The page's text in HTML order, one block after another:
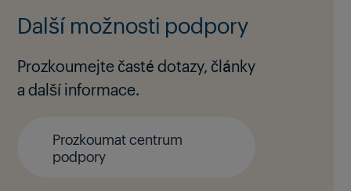
Další možnosti podpory
Prozkoumejte časté dotazy, články
a další informace.
Prozkoumat centrum
podpory